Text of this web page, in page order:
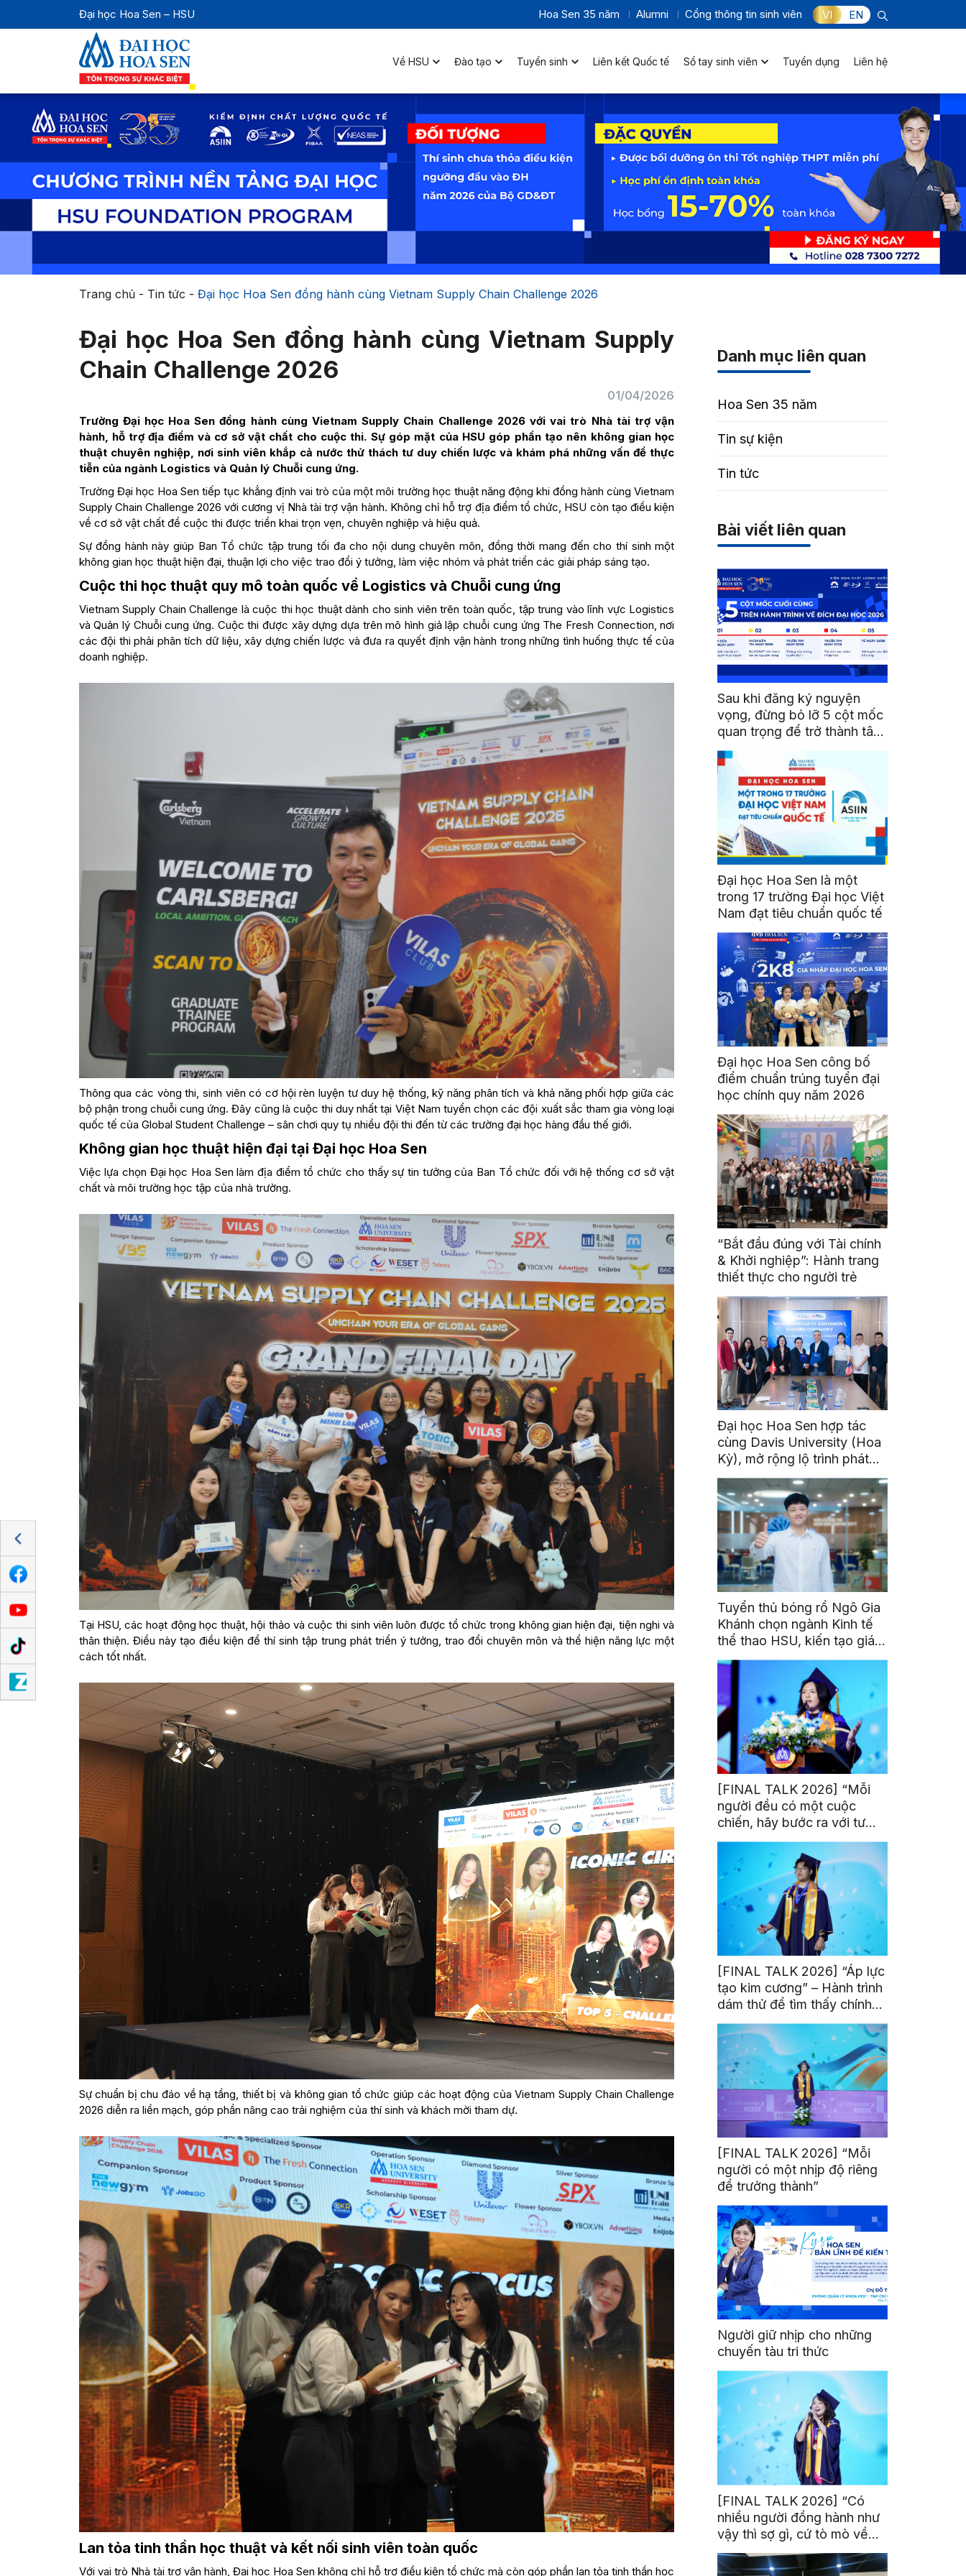
Đại học Hoa Sen – HSU Hoa Sen 35 năm Alumni Cổng thông tin sinh viên VI EN
Về HSU Đào tạo Tuyển sinh Liên kết Quốc tế Sổ tay sinh viên Tuyển dụng Liên hệ
Trang chủ- Tin tức - Đại học Hoa Sen đồng hành cùng Vietnam Supply Chain Challenge 2026
Đại học Hoa Sen đồng hành cùng Vietnam Supply
Chain Challenge 2026
01/04/2026
Trường Đại học Hoa Sen đồng hành cùng Vietnam Supply Chain Challenge 2026 với vai trò Nhà tài trợ vận
hành, hỗ trợ địa điểm và cơ sở vật chất cho cuộc thi. Sự góp mặt của HSU góp phần tạo nên không gian học
thuật chuyên nghiệp, nơi sinh viên khắp cả nước thử thách tư duy chiến lược và khám phá những vấn đề thực
tiễn của ngành Logistics và Quản lý Chuỗi cung ứng.
Trường Đại học Hoa Sen tiếp tục khẳng định vai trò của một môi trường học thuật năng động khi đồng hành cùng Vietnam
Supply Chain Challenge 2026 với cương vị Nhà tài trợ vận hành. Không chỉ hỗ trợ địa điểm tổ chức, HSU còn tạo điều kiện
về cơ sở vật chất để cuộc thi được triển khai trọn vẹn, chuyên nghiệp và hiệu quả.
Sự đồng hành này giúp Ban Tổ chức tập trung tối đa cho nội dung chuyên môn, đồng thời mang đến cho thí sinh một
không gian học thuật hiện đại, thuận lợi cho việc trao đổi ý tưởng, làm việc nhóm và phát triển các giải pháp sáng tạo.
Cuộc thi học thuật quy mô toàn quốc về Logistics và Chuỗi cung ứng
Vietnam Supply Chain Challenge là cuộc thi học thuật dành cho sinh viên trên toàn quốc, tập trung vào lĩnh vực Logistics
và Quản lý Chuỗi cung ứng. Cuộc thi được xây dựng dựa trên mô hình giả lập chuỗi cung ứng The Fresh Connection, nơi
các đội thi phải phân tích dữ liệu, xây dựng chiến lược và đưa ra quyết định vận hành trong những tình huống thực tế của
doanh nghiệp.
Thông qua các vòng thi, sinh viên có cơ hội rèn luyện tư duy hệ thống, kỹ năng phân tích và khả năng phối hợp giữa các
bộ phận trong chuỗi cung ứng. Đây cũng là cuộc thi duy nhất tại Việt Nam tuyển chọn các đội xuất sắc tham gia vòng loại
quốc tế của Global Student Challenge – sân chơi quy tụ nhiều đội thi đến từ các trường đại học hàng đầu thế giới.
Không gian học thuật hiện đại tại Đại học Hoa Sen
Việc lựa chọn Đại học Hoa Sen làm địa điểm tổ chức cho thấy sự tin tưởng của Ban Tổ chức đối với hệ thống cơ sở vật
chất và môi trường học tập của nhà trường.
Tại HSU, các hoạt động học thuật, hội thảo và cuộc thi sinh viên luôn được tổ chức trong không gian hiện đại, tiện nghi và
thân thiện. Điều này tạo điều kiện để thí sinh tập trung phát triển ý tưởng, trao đổi chuyên môn và thể hiện năng lực một
cách tốt nhất.
Sự chuẩn bị chu đáo về hạ tầng, thiết bị và không gian tổ chức giúp các hoạt động của Vietnam Supply Chain Challenge
2026 diễn ra liền mạch, góp phần nâng cao trải nghiệm của thí sinh và khách mời tham dự.
Lan tỏa tinh thần học thuật và kết nối sinh viên toàn quốc
Với vai trò Nhà tài trợ vận hành, Đại học Hoa Sen không chỉ hỗ trợ điều kiện tổ chức mà còn góp phần lan tỏa tinh thần học
Danh mục liên quan
Hoa Sen 35 năm
Tin sự kiện
Tin tức
Bài viết liên quan
Sau khi đăng ký nguyện
vọng, đừng bỏ lỡ 5 cột mốc
quan trọng để trở thành tân
sinh viên HSU
Đại học Hoa Sen là một
trong 17 trường Đại học Việt
Nam đạt tiêu chuẩn quốc tế
Đại học Hoa Sen công bố
điểm chuẩn trúng tuyển đại
học chính quy năm 2026
“Bắt đầu đúng với Tài chính
& Khởi nghiệp”: Hành trang
thiết thực cho người trẻ
Đại học Hoa Sen hợp tác
cùng Davis University (Hoa
Kỳ), mở rộng lộ trình phát
triển toàn cầu cho sinh viên
Tuyển thủ bóng rổ Ngô Gia
Khánh chọn ngành Kinh tế
thể thao HSU, kiến tạo giá
trị từ đam mê thể thao
[FINAL TALK 2026] “Mỗi
người đều có một cuộc
chiến, hãy bước ra với tư
thế của người chiến thắng”
[FINAL TALK 2026] “Áp lực
tạo kim cương” – Hành trình
dám thử để tìm thấy chính
mình
[FINAL TALK 2026] “Mỗi
người có một nhịp độ riêng
để trưởng thành”
Người giữ nhịp cho những
chuyến tàu tri thức
[FINAL TALK 2026] “Có
nhiều người đồng hành như
vậy thì sợ gì, cứ tò mò về
thế giới thôi”